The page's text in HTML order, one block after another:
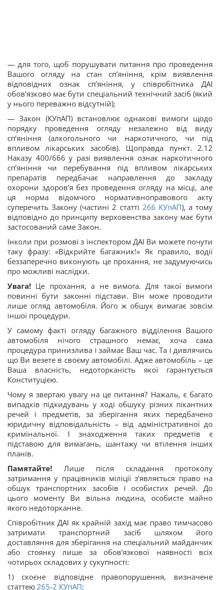
— для того, щоб порушувати питання про проведення
Вашого огляду на стан сп’яніння, крім виявлення
відповідних ознак сп’яніння, у співробітника ДАІ
обов’язково має бути спеціальний технічний засіб (який
у нього переважно відсутній);
— Закон (КУпАП) встановлює однакові вимоги щодо
порядку проведення огляду незалежно від виду
сп’яніння (алкогольного чи наркотичного, чи під
впливом лікарських засобів). Щоправда пункт. 2.12
Наказу 400/666 у разі виявлення ознак наркотичного
сп’яніння чи перебування під впливом лікарських
препаратів передбачає направлення до закладу
охорони здоров’я без проведення огляду на місці, але
ця норма відомчого нормативноправового акту
суперечить Закону (частині 2 статті 266 КУпАП), а тому
відповідно до принципу верховенства закону має бути
застосований саме Закон.
Інколи при розмові з інспектором ДАІ Ви можете почути
таку фразу: «Відкрийте багажник!» Як правило, водії
беззаперечно виконують це прохання, не задумуючись
про можливі наслідки.
Увага! Це прохання, а не вимога. Для такої вимоги
повинні бути законні підстави. Він може проводити
лише огляд автомобіля. Його ж обшук вимагає зовсім
іншої процедури.
У самому факті огляду багажного відділення Вашого
автомобіля нічого страшного немає, хоча сама
процедура принизлива і займає Ваш час. Та і дивлячись
що Ви везете в своєму автомобілі. Адже автомобіль – це
Ваша власність, недоторканість якої гарантується
Конституцією.
Чому я звертаю увагу на це питання? Нажаль, є багато
випадків підкидувань у ході обшуку різних пікантних
речей і предметів, за зберігання яких передбачено
юридичну відповідальність – від адміністративної до
кримінальної. І знаходження таких предметів є
підставою для вимагань, шантажу чи втілення інших
планів.
Памятайте! Лише після складання протоколу
затримання у працівників міліції з’являється право на
обшук транспортних засобів і особистих речей. До
цього моменту Ви вільна людина, особисте майно
якого недоторканне.
Співробітник ДАІ як крайній захід має право тимчасово
затримати транспортний засіб шляхом його
доставляння для зберігання на спеціальний майданчик
або стоянку лише за обов’язкової наявності всіх
чотирьох складових у сукупності:
1) скоєне відповідне правопорушення, визначене
статтею 265-2 КУпАП;